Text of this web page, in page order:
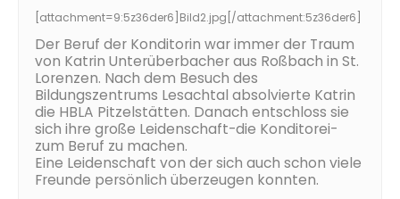
[attachment=9:5z36der6] Bild2.jpg [/attachment:5z36der6]
Der Beruf der Konditorin war immer der Traum
von Katrin Unterüberbacher aus Roßbach in St.
Lorenzen. Nach dem Besuch des
Bildungszentrums Lesachtal absolvierte Katrin
die HBLA Pitzelstätten. Danach entschloss sie
sich ihre große Leidenschaft-die Konditorei-
zum Beruf zu machen.
Eine Leidenschaft von der sich auch schon viele
Freunde persönlich überzeugen konnten.